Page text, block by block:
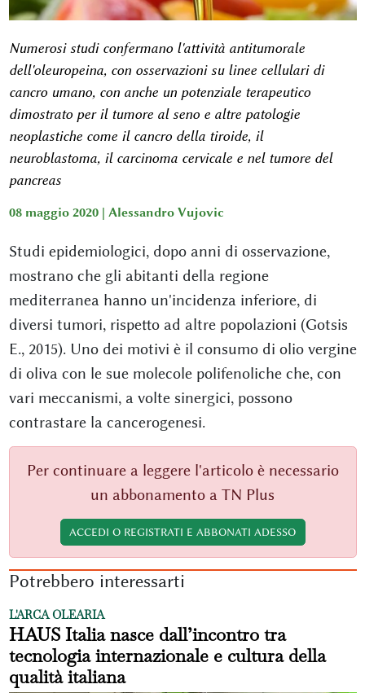
Numerosi studi confermano l'attività antitumorale
dell'oleuropeina, con osservazioni su linee cellulari di
cancro umano, con anche un potenziale terapeutico
dimostrato per il tumore al seno e altre patologie
neoplastiche come il cancro della tiroide, il
neuroblastoma, il carcinoma cervicale e nel tumore del
pancreas
08 maggio 2020 | Alessandro Vujovic
Studi epidemiologici, dopo anni di osservazione,
mostrano che gli abitanti della regione
mediterranea hanno un'incidenza inferiore, di
diversi tumori, rispetto ad altre popolazioni (Gotsis
E., 2015). Uno dei motivi è il consumo di olio vergine
di oliva con le sue molecole polifenoliche che, con
vari meccanismi, a volte sinergici, possono
contrastare la cancerogenesi.
Per continuare a leggere l'articolo è necessario
un abbonamento a TN Plus
ACCEDI O REGISTRATI E ABBONATI ADESSO
Potrebbero interessarti
L'ARCA OLEARIA
HAUS Italia nasce dall’incontro tra
tecnologia internazionale e cultura della
qualità italiana